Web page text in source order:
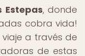
Estepas, donde
cobra vida!
a través de
de estas